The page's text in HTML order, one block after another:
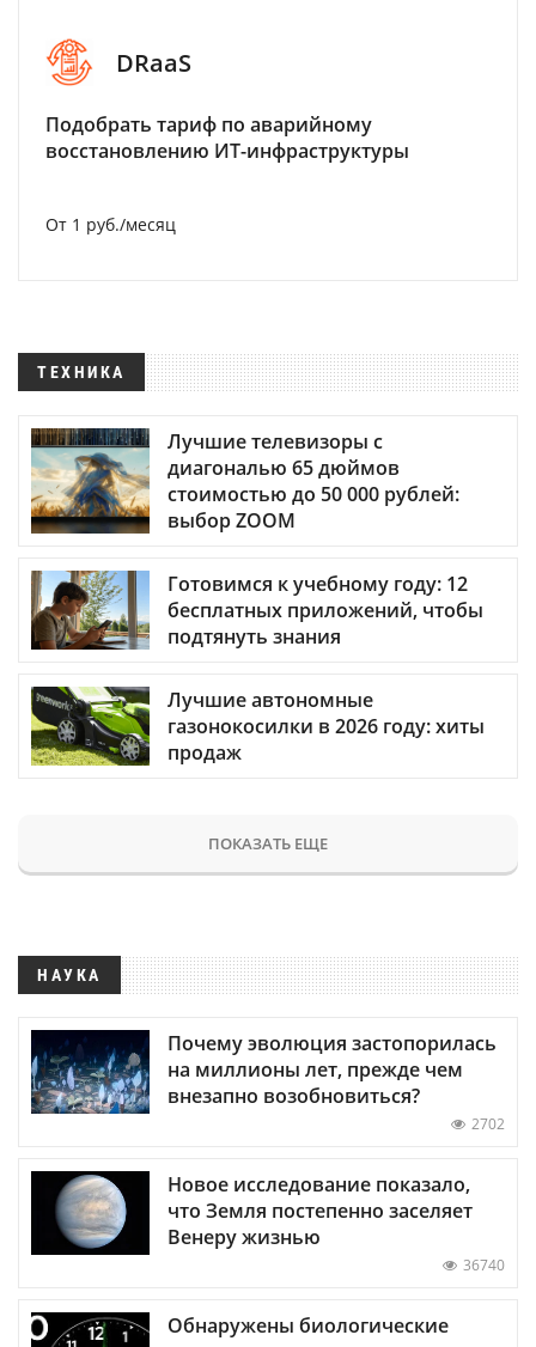
DRaaS
Подобрать тариф по аварийному
восстановлению ИТ-инфраструктуры
От 1 руб./месяц
ТЕХНИКА
Лучшие телевизоры с
диагональю 65 дюймов
стоимостью до 50 000 рублей:
выбор ZOOM
Готовимся к учебному году: 12
бесплатных приложений, чтобы
подтянуть знания
Лучшие автономные
газонокосилки в 2026 году: хиты
продаж
ПОКАЗАТЬ ЕЩЕ
НАУКА
Почему эволюция застопорилась
на миллионы лет, прежде чем
внезапно возобновиться?
2702
Новое исследование показало,
что Земля постепенно заселяет
Венеру жизнью
36740
Обнаружены биологические